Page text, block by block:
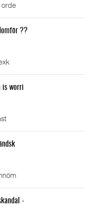
orde
??
is worri
-